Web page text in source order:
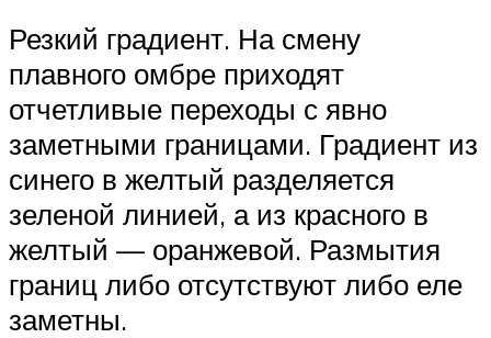
Резкий градиент. На смену
плавного омбре приходят
отчетливые переходы с явно
заметными границами. Градиент из
синего в желтый разделяется
зеленой линией, а из красного в
желтый — оранжевой. Размытия
границ либо отсутствуют либо еле
заметны.